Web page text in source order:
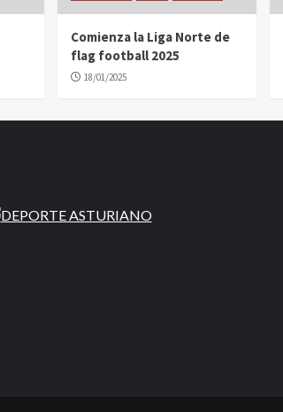
Comienza la Liga Norte de
flag football 2025
18/01/2025